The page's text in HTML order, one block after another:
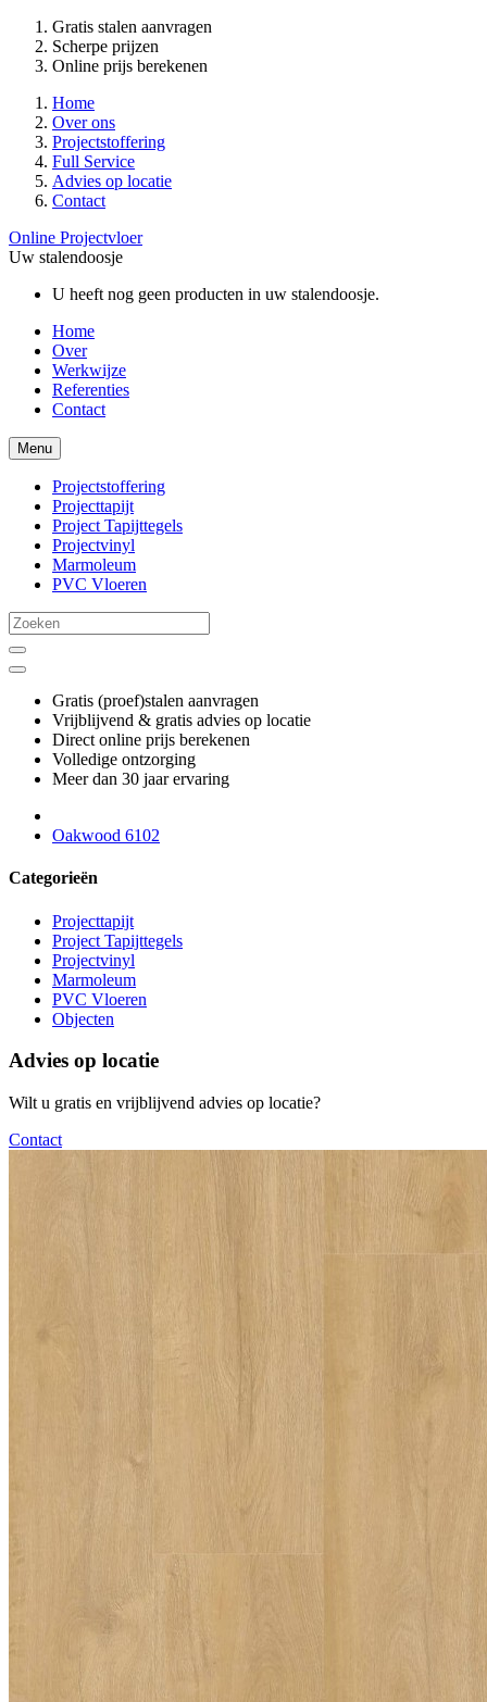
Gratis stalen aanvragen
Scherpe prijzen
Online prijs berekenen
Home
Over ons
Projectstoffering
Full Service
Advies op locatie
Contact
Online Projectvloer
Uw stalendoosje
U heeft nog geen producten in uw stalendoosje.
Home
Over
Werkwijze
Referenties
Contact
Menu
Projectstoffering
Projecttapijt
Project Tapijttegels
Projectvinyl
Marmoleum
PVC Vloeren
Gratis (proef)stalen aanvragen
Vrijblijvend & gratis advies op locatie
Direct online prijs berekenen
Volledige ontzorging
Meer dan 30 jaar ervaring
Oakwood 6102
Categorieën
Projecttapijt
Project Tapijttegels
Projectvinyl
Marmoleum
PVC Vloeren
Objecten
Advies op locatie
Wilt u gratis en vrijblijvend advies op locatie?
Contact